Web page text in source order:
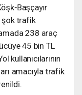
Başçayır
şok trafik
238 araç
45 bin TL
kullanıcılarının
amacıyla trafik